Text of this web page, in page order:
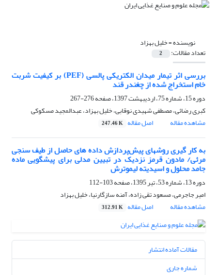
نویسنده =خلیل بهزاد
تعداد مقالات: 2
بررسی اثر تیمار میدان الکتریکی پالسی (PEF) بر کیفیت شربت
خام استخراج شده از چغندر قند
دوره 15، شماره 75، اردیبهشت 1397، صفحه
276-267
کبری رضائی، مصطفی شهیدی نوقابی، خلیل بهزاد، عبدالمجید مسکوکی
مشاهده مقاله
اصل مقاله 247.46 K
به کار گیری روشهای پیش‌پردازش داده های حاصل از طیف سنجی
مرئی/ مادون قرمز نزدیک در تبیین مدلی برای پیشگویی ماده
جامد محلول و اسیدیته لیموترش
دوره 13، شماره 53، تیر 1395، صفحه
103-112
امیر جاجرمی، مسعود تقی زاده، آمنه سازگارنیا، خلیل بهزاد
مشاهده مقاله
اصل مقاله 312.91 K
مقالات آماده انتشار
شماره جاری